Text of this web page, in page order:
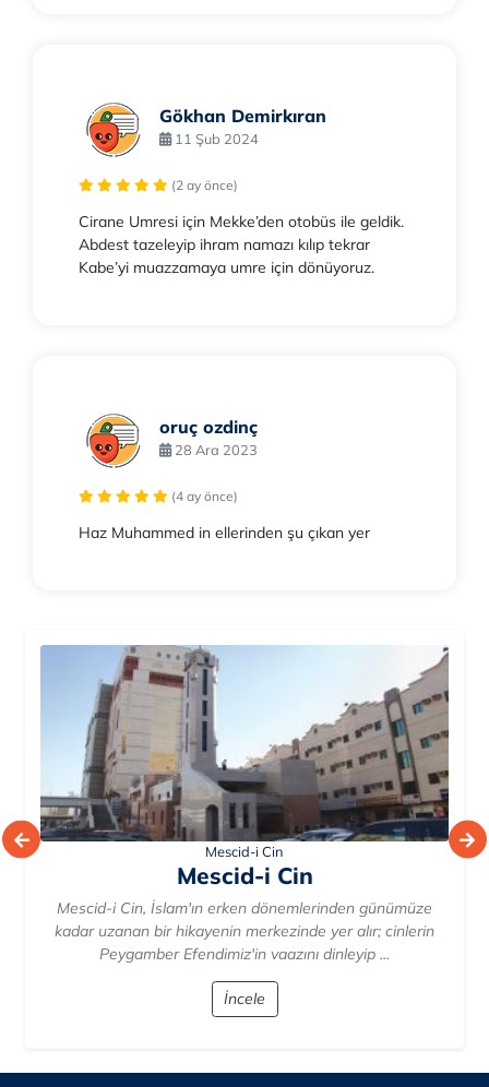
Gökhan Demirkıran
11 Şub 2024
(2 ay önce)
Cirane Umresi için Mekke’den otobüs ile geldik.
Abdest tazeleyip ihram namazı kılıp tekrar
Kabe’yi muazzamaya umre için dönüyoruz.
oruç ozdinç
28 Ara 2023
(4 ay önce)
Haz Muhammed in ellerinden şu çıkan yer
Mescid-i Hayf
Mescid-i Hayf
Mescid-i Hayf, binlerce yıllık tarihi ve manevi atmosferiyle
hacıların ruhunu besleyen kutsal bir mabettir. Bu antik
mekan, tarih ...
İncele